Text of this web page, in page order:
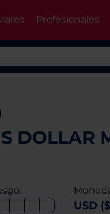
Profesionales
DOLLAR
USD